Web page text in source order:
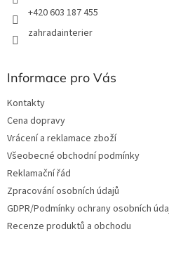
+420 603 187 455
zahradainterier
Informace pro Vás
Kontakty
Cena dopravy
Vrácení a reklamace zboží
Všeobecné obchodní podmínky
Reklamační řád
Zpracování osobních údajů
GDPR/Podmínky ochrany osobních
Recenze produktů a obchodu